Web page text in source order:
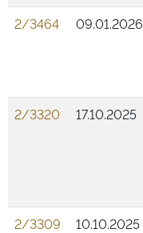
2/3464
09.01.2026
2/3320
17.10.2025
2/3309
10.10.2025